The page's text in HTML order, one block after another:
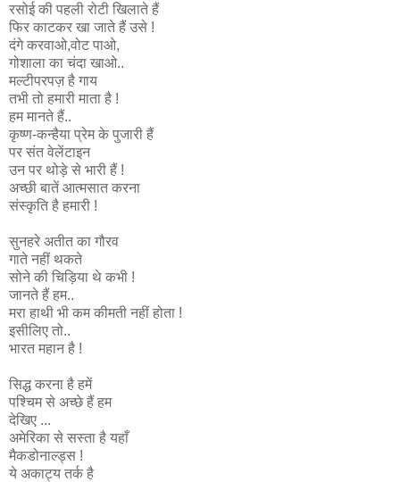
रसोई की पहली रोटी खिलाते हैं
फिर काटकर खा जाते हैं उसे !
दंगे करवाओ,वोट पाओ,
गोशाला का चंदा खाओ..
मल्टीपरपज़ है गाय
तभी तो हमारी माता है !
हम मानते हैं..
कृष्ण-कन्हैया प्रेम के पुजारी हैं
पर संत वेलेंटाइन
उन पर थोड़े से भारी हैं !
अच्छी बातें आत्मसात करना
संस्कृति है हमारी !
सुनहरे अतीत का गौरव
गाते नहीं थकते
सोने की चिड़िया थे कभी !
जानते हैं हम..
मरा हाथी भी कम कीमती नहीं होता !
इसीलिए तो..
भारत महान है !
सिद्ध करना है हमें
पश्चिम से अच्छे हैं हम
देखिए ...
अमेरिका से सस्ता है यहाँ
मैकडोनाल्ड्स !
ये अकाट्य तर्क है